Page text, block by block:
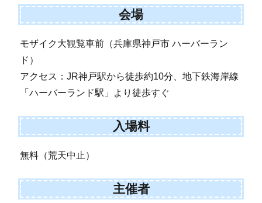
会場
モザイク大観覧車前（兵庫県神戸市 ハーバーラン
ド）
アクセス：JR神戸駅から徒歩約10分、地下鉄海岸線
「ハーバーランド駅」より徒歩すぐ
入場料
無料（荒天中止）
主催者